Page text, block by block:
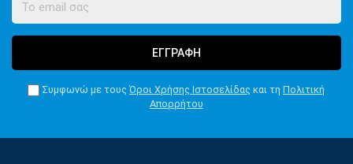
ΕΓΓΡΑΦΗ
Συμφωνώ με τους Όροι Χρήσης Ιστοσελίδας και τη Πολιτική
Απορρήτου